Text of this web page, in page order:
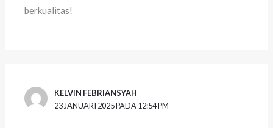
berkualitas!
KELVIN FEBRIANSYAH
23 JANUARI 2025 PADA 12:54 PM